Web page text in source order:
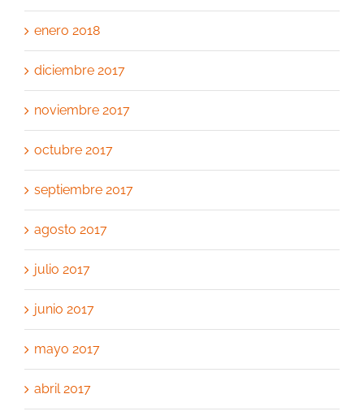
enero 2018
diciembre 2017
noviembre 2017
octubre 2017
septiembre 2017
agosto 2017
julio 2017
junio 2017
mayo 2017
abril 2017